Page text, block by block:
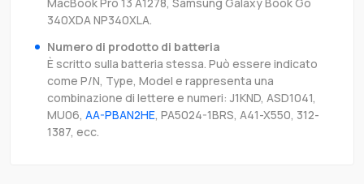
MacBook Pro 13 A1278, Samsung Galaxy Book Go
340XDA NP340XLA.
Numero di prodotto di batteria
È scritto sulla batteria stessa. Può essere indicato
come P/N, Type, Model e rappresenta una
combinazione di lettere e numeri: J1KND, ASD1041,
MU06, AA-PBAN2HE, PA5024-1BRS, A41-X550, 312-
1387, ecc.